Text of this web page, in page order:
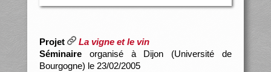
Projet
La vigne et le vin
Séminaireorganisé à Dijon (Université de
Bourgogne) le 23/02/2005